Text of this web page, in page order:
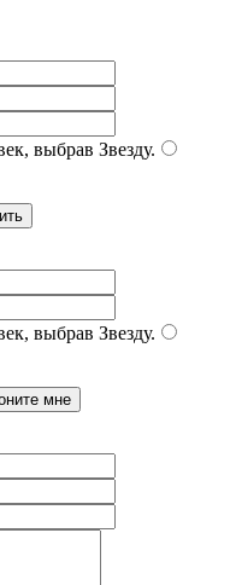
выбрав Звезду.
выбрав Звезду.